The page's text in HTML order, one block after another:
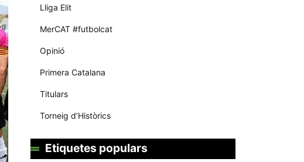
Lliga Elit
MerCAT #futbolcat
Opinió
Primera Catalana
Titulars
Torneig d’Històrics
Etiquetes populars